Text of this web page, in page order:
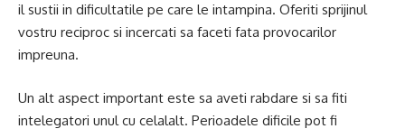
il sustii in dificultatile pe care le intampina. Oferiti sprijinul
vostru reciproc si incercati sa faceti fata provocarilor
impreuna.
Un alt aspect important este sa aveti rabdare si sa fiti
intelegatori unul cu celalalt. Perioadele dificile pot fi